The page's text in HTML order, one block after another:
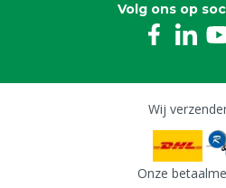
Volg ons op
Wij
Onze